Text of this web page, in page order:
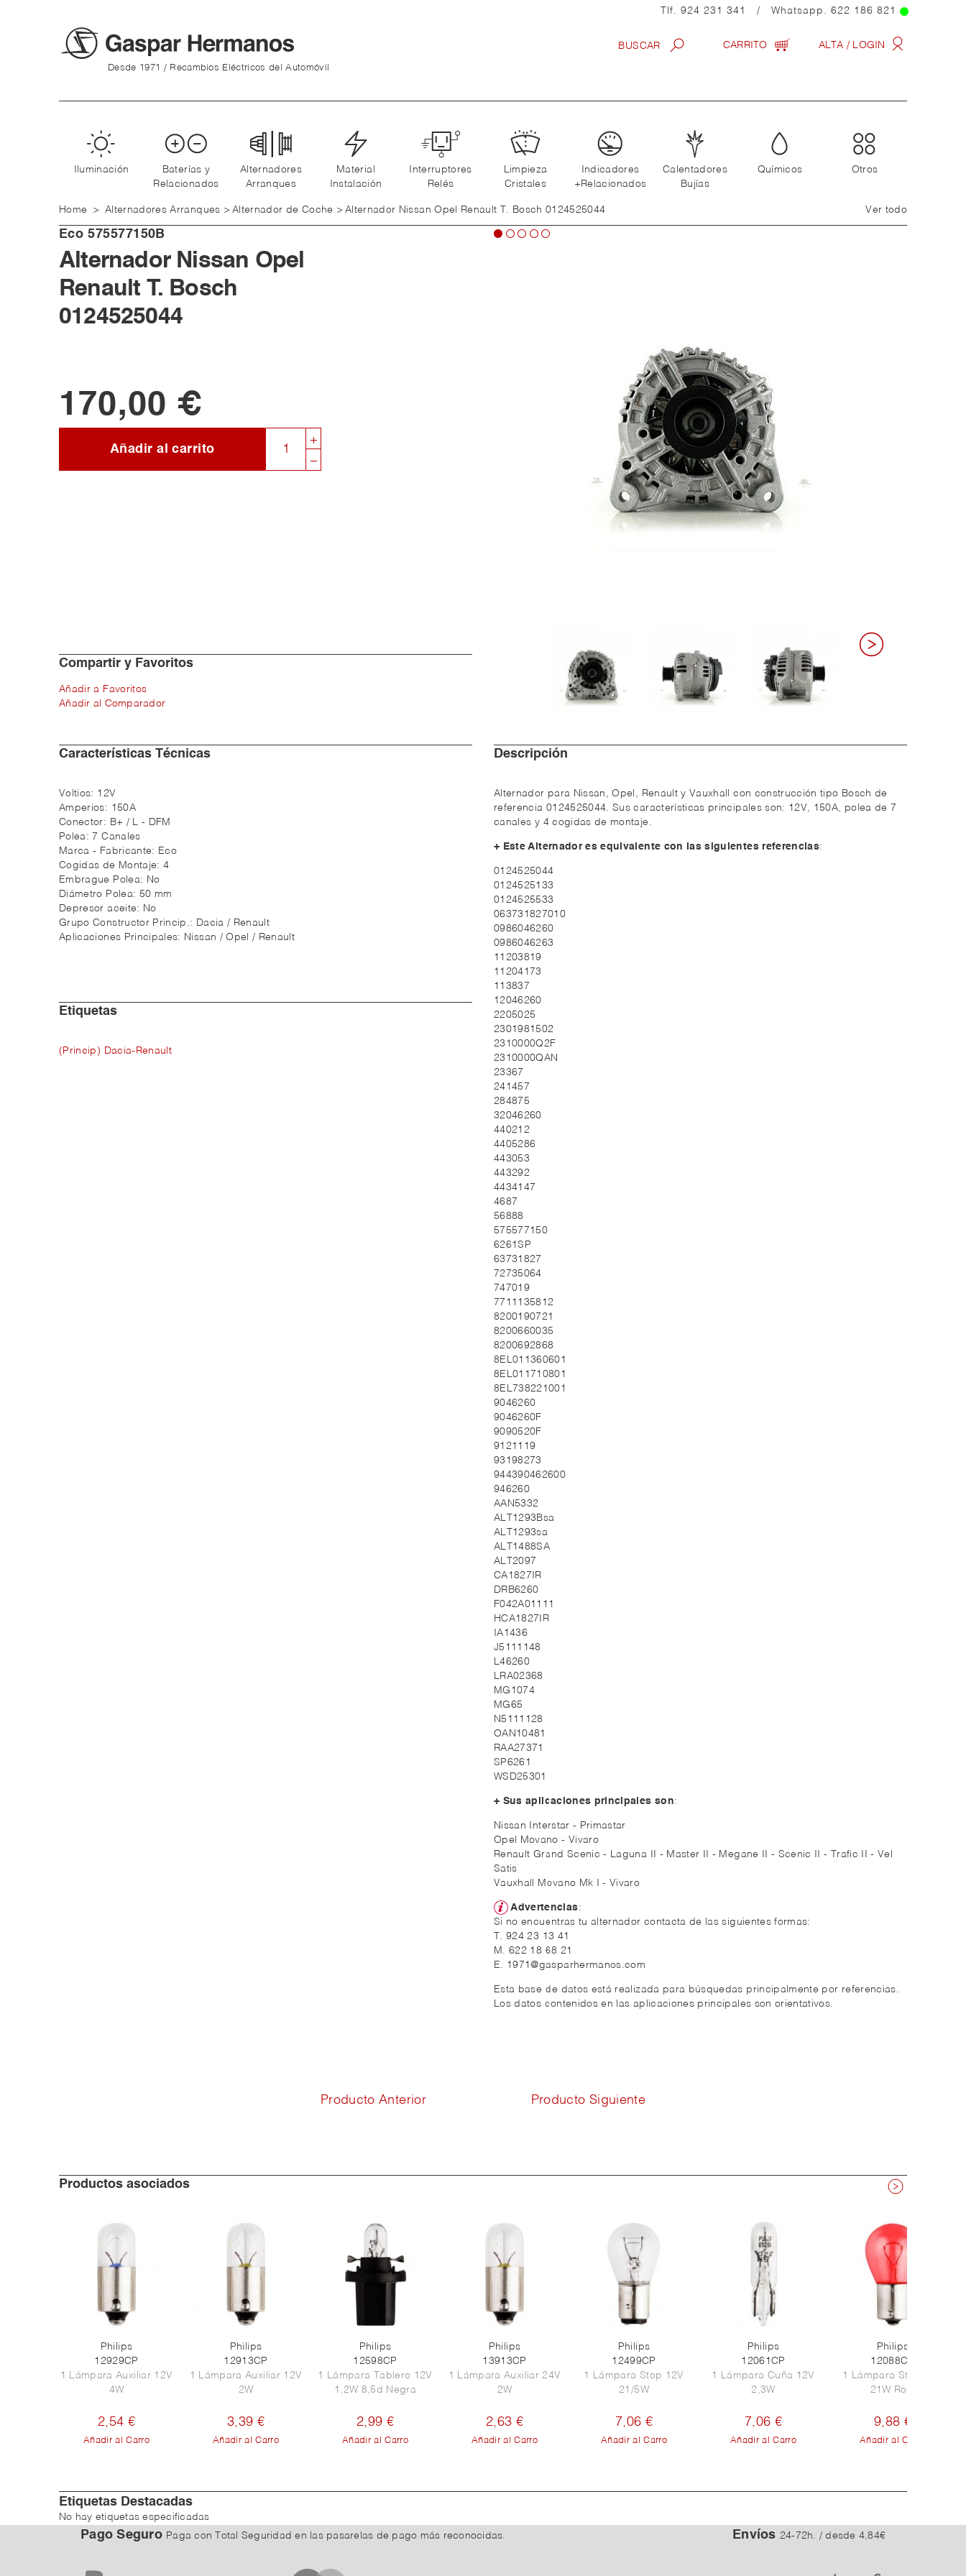
Tlf. 924 231 341 / Whatsapp. 622 186 821
Desde 1971 / Recambios Eléctricos del Automóvil
ALTA / LOGIN
CARRITO
Iluminación
Baterías y
Relacionados
Alternadores
Arranques
Material
Instalación
Interruptores
Relés
Limpieza
Cristales
Indicadores
+Relacionados
Calentadores
Bujías
Químicos Otros
Ver todo
Home > Alternadores Arranques > Alternador de Coche > Alternador Nissan Opel Renault T. Bosch 0124525044
Eco 575577150B
Alternador Nissan Opel
Renault T. Bosch
0124525044
170,00 €
Añadir al carrito
Compartir y Favoritos
Añadir a Favoritos
Añadir al Comparador
Características Técnicas
Voltios: 12V
Amperios: 150A
Conector: B+ / L - DFM
Polea: 7 Canales
Marca - Fabricante: Eco
Cogidas de Montaje: 4
Embrague Polea: No
Diámetro Polea: 50 mm
Depresor aceite: No
Grupo Constructor Princip.: Dacia / Renault
Aplicaciones Principales: Nissan / Opel / Renault
Etiquetas
(Princip) Dacia-Renault
Descripción
Alternador para Nissan, Opel, Renault y Vauxhall con construcción tipo Bosch de
referencia 0124525044. Sus características principales son: 12V, 150A, polea de 7
canales y 4 cogidas de montaje.
+ Este Alternador es equivalente con las siguientes referencias:
0124525044
0124525133
0124525533
063731827010
0986046260
0986046263
11203819
11204173
113837
12046260
2205025
2301981502
2310000Q2F
2310000QAN
23367
241457
284875
32046260
440212
4405286
443053
443292
4434147
4687
56888
575577150
6261SP
63731827
72735064
747019
7711135812
8200190721
8200660035
8200692868
8EL011360601
8EL011710801
8EL738221001
9046260
9046260F
9090520F
9121119
93198273
944390462600
946260
AAN5332
ALT1293Bsa
ALT1293sa
ALT1488SA
ALT2097
CA1827IR
DRB6260
F042A01111
HCA1827IR
IA1436
J5111148
L46260
LRA02368
MG1074
MG65
N5111128
OAN10481
RAA27371
SP6261
WSD25301
+ Sus aplicaciones principales son:
Nissan Interstar - Primastar
Opel Movano - Vivaro
Renault Grand Scenic - Laguna II - Master II - Megane II - Scenic II - Trafic II - Vel
Satis
Vauxhall Movano Mk I - Vivaro
Advertencias:
Si no encuentras tu alternador contacta de las siguientes formas:
T. 924 23 13 41
M. 622 18 68 21
E. 1971@gasparhermanos.com
Esta base de datos está realizada para búsquedas principalmente por referencias.
Los datos contenidos en las aplicaciones principales son orientativos.
Producto Anterior Producto Siguiente
Productos asociados
Philips
12929CP
1 Lámpara Auxiliar 12V
4W
2,54 €
Añadir al Carro
Philips
12913CP
1 Lámpara Auxiliar 12V
2W
3,39 €
Añadir al Carro
Philips
12598CP
1 Lámpara Tablero 12V
1,2W 8,5d Negra
2,99 €
Añadir al Carro
Philips
13913CP
1 Lámpara Auxiliar 24V
2W
2,63 €
Añadir al Carro
Philips
12499CP
1 Lámpara Stop 12V
21/5W
7,06 €
Añadir al Carro
Philips
12061CP
1 Lámpara Cuña 12V
2,3W
7,06 €
Añadir al Carro
Philips
12088CP
1 Lámpara Stop 12V
21W Roja
9,88 €
Añadir al Carro
Etiquetas Destacadas
No hay etiquetas especificadas
Pago Seguro Paga con Total Seguridad en las pasarelas de pago más reconocidas. Envíos 24-72h. / desde 4,84€